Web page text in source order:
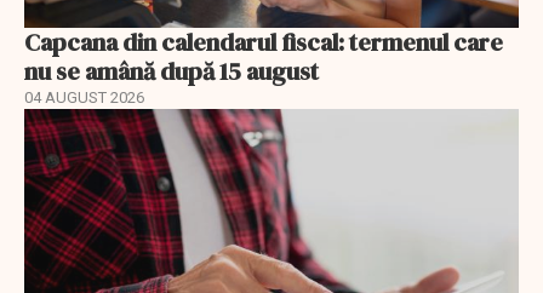
Capcana din calendarul fiscal: termenul care
nu se amână după 15 august
04 AUGUST 2026